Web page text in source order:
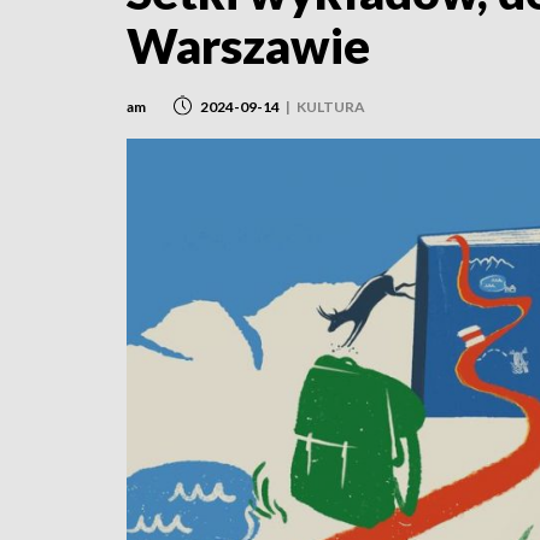
Warszawie
am 2024-09-14 | KULTURA